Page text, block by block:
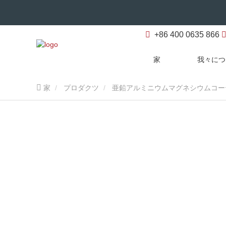
+86 400 0635 866
家 我々に
家 プロダクツ 亜鉛アルミニウムマグネシウムコ